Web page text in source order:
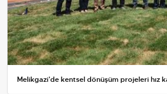
Melikgazi'de kentsel dönüşüm projeleri hız